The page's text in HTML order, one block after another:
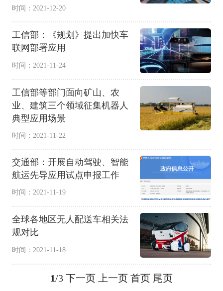
时间：2021-12-20
工信部：《规划》提出加快车
联网部署应用
时间：2021-11-24
工信部等部门面向矿山、农
业、建筑三个领域征集机器人
典型应用场景
时间：2021-11-22
交通部：开展自动驾驶、智能
航运先导应用试点申报工作
时间：2021-11-19
全球各地区无人配送车相关法
规对比
时间：2021-11-18
1/3 下一页 上一页 首页 尾页